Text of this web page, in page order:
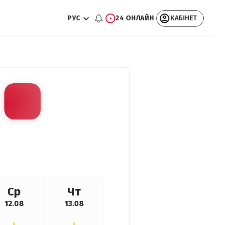
РУС 24 ОНЛАЙН КАБІНЕТ
Ср
12.08
Чт
13.08